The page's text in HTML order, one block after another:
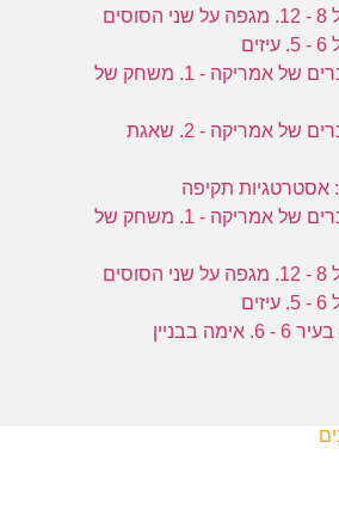
19:05 - הווטרינרים של אמריקה - 1. משחק של
19:47 - הווטרינרים של אמריקה - 2. שאגת
21:15 - הווטרינרים של אמריקה - 1. משחק של